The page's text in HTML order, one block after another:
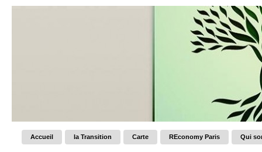
Accueil la Transition Carte REconomy Paris Qui